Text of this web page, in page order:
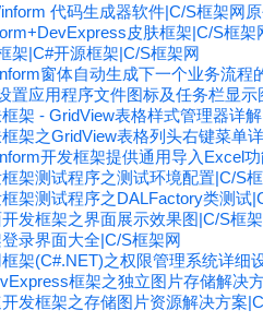
代码生成器软件|C/S框架网
皮肤框架|C/S框架
架|C#开源框架|C/S框架网
窗体自动生成下一个业务流程
置应用程序文件图标及任务栏显
架 - GridView表格样式管理器详
架之GridView表格列头右键菜单
开发框架提供通用导入Excel
架测试程序之测试环境配置|C/S
架测试程序之DALFactory类测试
发框架之界面展示效果图|C/S框
录界面大全|C/S框架网
架(C#.NET)之权限管理系统详细
框架之独立图片存储解决
发框架之存储图片资源解决方案